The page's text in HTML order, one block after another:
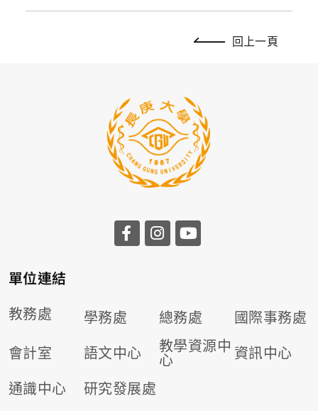
回上一頁
前往長庚大學facebook
前往長庚大學
單位連結
教務處
學務處 總務處
國際事務處
會計室
語文中心 教學資源中
心
資訊中心
通識中心
研究發展處